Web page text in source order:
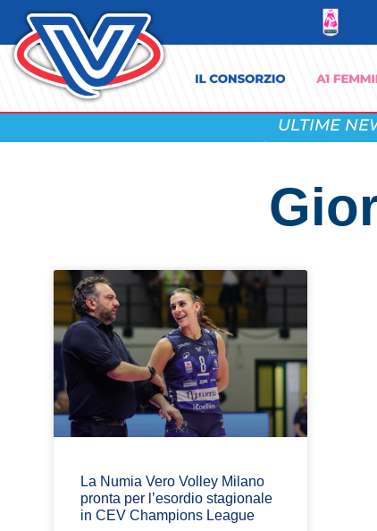
ULTIME
La Numia Vero Volley Milano
pronta per l’esordio stagionale
in CEV Champions League